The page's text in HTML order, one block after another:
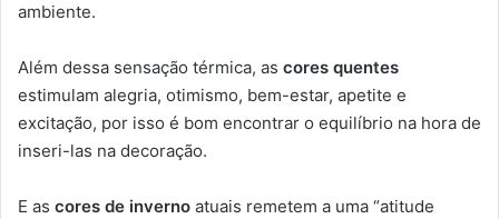
ambiente.
Além dessa sensação térmica, as cores quentes
estimulam alegria, otimismo, bem-estar, apetite e
excitação, por isso é bom encontrar o equilíbrio na hora de
inseri-las na decoração.
E as cores de inverno atuais remetem a uma “atitude